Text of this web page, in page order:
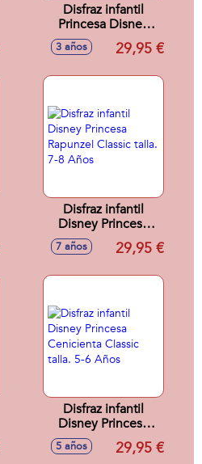
Disfraz infantil
Princesa Disney
Bella Classic talla.
3-4 Años
3 años 29,95 €
Disfraz infantil
Disney Princesa
Rapunzel Classic
talla. 7-8 Años
7 años 29,95 €
Disfraz infantil
Disney Princesa
Cenicienta Classic
talla. 5-6 Años
5 años 29,95 €